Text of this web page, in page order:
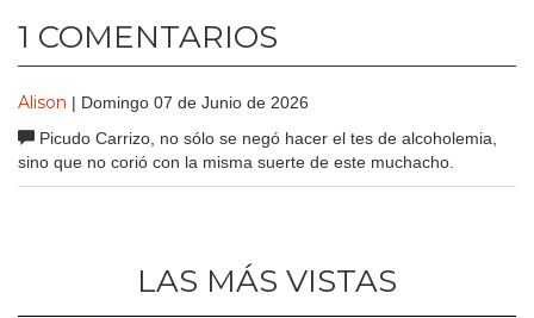
1 COMENTARIOS
Alison | Domingo 07 de Junio de 2026
Picudo Carrizo, no sólo se negó hacer el tes de alcoholemia,
sino que no corió con la misma suerte de este muchacho.
LAS MÁS VISTAS